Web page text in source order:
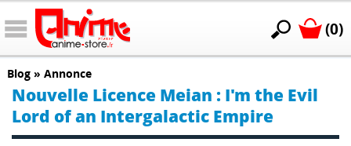
(0)
Blog » Annonce
Nouvelle Licence Meian : I'm the Evil
Lord of an Intergalactic Empire